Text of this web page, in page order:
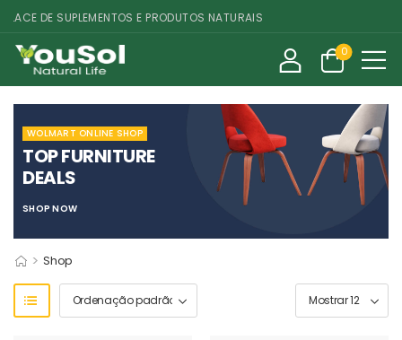
DE SUPLEMENTOS E PRODUTOS NATURAIS
0
WOLMART ONLINE SHOP
TOP FURNITURE
DEALS
SHOP NOW
> Shop